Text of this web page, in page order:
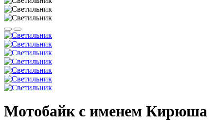
Мотобайк с именем Кирюша